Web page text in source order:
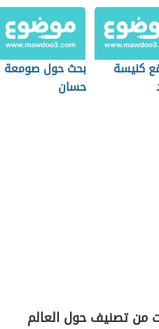
كنيسة
بحث حول صومعة
حسان
من تصنيف حول العالم